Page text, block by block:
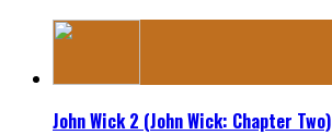
John Wick 2 (John Wick: Chapter Two)